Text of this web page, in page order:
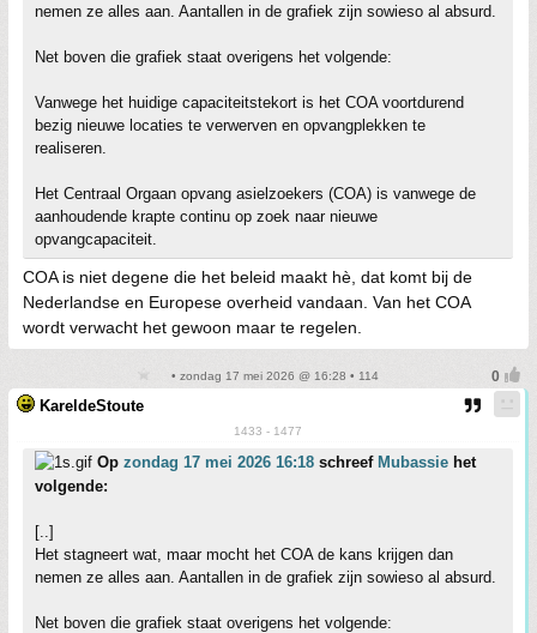
nemen ze alles aan. Aantallen in de grafiek zijn sowieso al absurd.
Net boven die grafiek staat overigens het volgende:
Vanwege het huidige capaciteitstekort is het COA voortdurend
bezig nieuwe locaties te verwerven en opvangplekken te
realiseren.
Het Centraal Orgaan opvang asielzoekers (COA) is vanwege de
aanhoudende krapte continu op zoek naar nieuwe
opvangcapaciteit.
COA is niet degene die het beleid maakt hè, dat komt bij de
Nederlandse en Europese overheid vandaan. Van het COA
wordt verwacht het gewoon maar te regelen.
• zondag 17 mei 2026 @ 16:28 • 114
KareldeStoute
1433 - 1477
Op zondag 17 mei 2026 16:18 schreef Mubassie het
volgende:
[..]
Het stagneert wat, maar mocht het COA de kans krijgen dan
nemen ze alles aan. Aantallen in de grafiek zijn sowieso al absurd.
Net boven die grafiek staat overigens het volgende: